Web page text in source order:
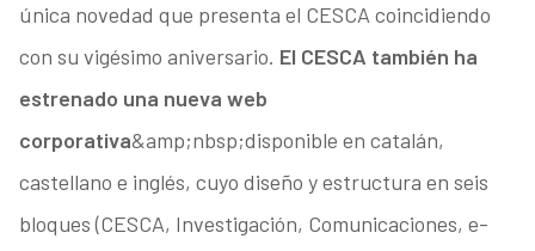
única novedad que presenta el CESCA coincidiendo
con su vigésimo aniversario. El CESCA también ha
estrenado una nueva web
corporativa&amp;nbsp;disponible en catalán,
castellano e inglés, cuyo diseño y estructura en seis
bloques (CESCA, Investigación, Comunicaciones, e-